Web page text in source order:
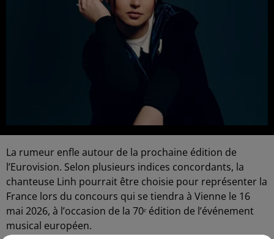
La rumeur enfle autour de la prochaine édition de
l’Eurovision. Selon plusieurs indices concordants, la
chanteuse Linh pourrait être choisie pour représenter la
France lors du concours qui se tiendra à Vienne le 16
mai 2026, à l’occasion de la 70ᵉ édition de l’événement
musical européen.